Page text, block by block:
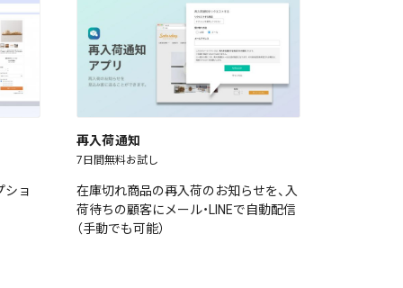
ショ
再入荷通知
7日間無料お試し
在庫切れ商品の再入荷のお知らせを、入
荷待ちの顧客にメール・LINEで自動配信
（手動でも可能）